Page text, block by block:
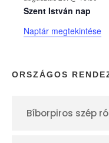
n
a
p
Szent István nap
Naptár megtekintése
ORSZÁGOS
Bíborpiros szép